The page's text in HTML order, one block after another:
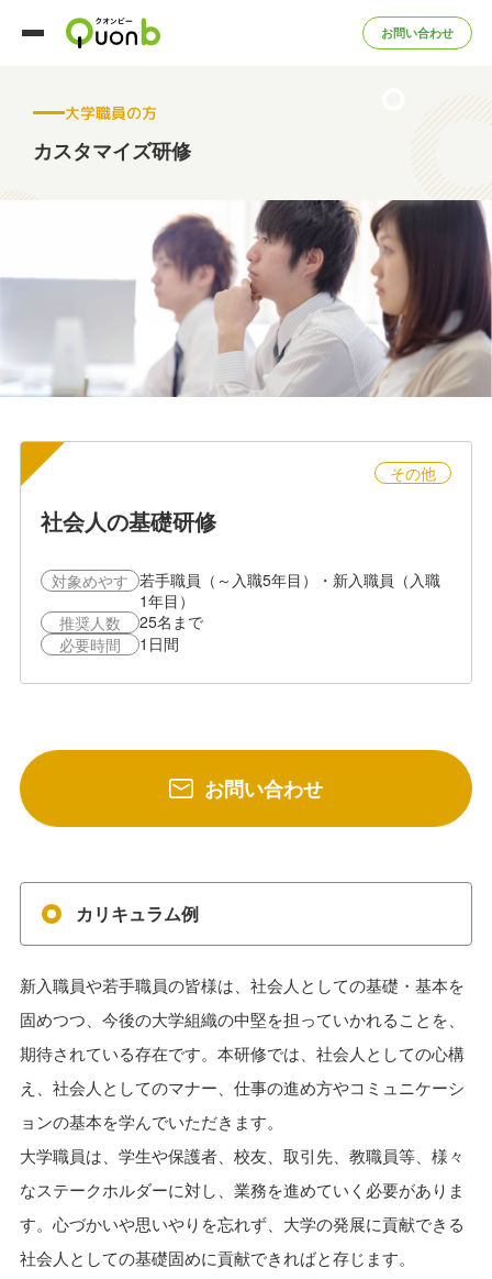
お問い合わせ
大学職員の方
カスタマイズ研修
その他
社会人の基礎研修
対象めやす 若手職員（～入職5年目）・新入職員（入職
1年目）
推奨人数
25名まで
必要時間
1日間
お問い合わせ
カリキュラム例
新入職員や若手職員の皆様は、社会人としての基礎・基本を
固めつつ、今後の大学組織の中堅を担っていかれることを、
期待されている存在です。本研修では、社会人としての心構
え、社会人としてのマナー、仕事の進め方やコミュニケーシ
ョンの基本を学んでいただきます。
大学職員は、学生や保護者、校友、取引先、教職員等、様々
なステークホルダーに対し、業務を進めていく必要がありま
す。心づかいや思いやりを忘れず、大学の発展に貢献できる
社会人としての基礎固めに貢献できればと存じます。